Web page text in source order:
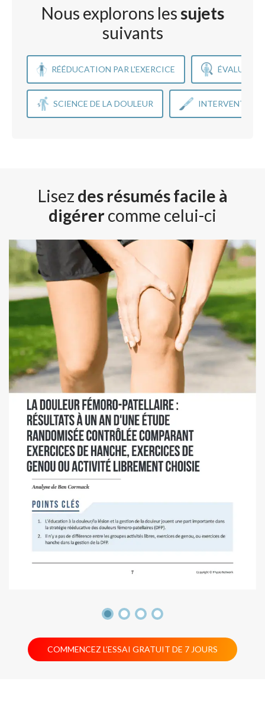
Nous explorons lessujets
suivants
RÉÉDUCATION PAR L'EXERCICE
SCIENCE DE LA DOULEUR
Lisez des résumés facile à
digérercomme celui-ci
COMMENCEZ L’ESSAI GRATUIT DE 7 JOURS